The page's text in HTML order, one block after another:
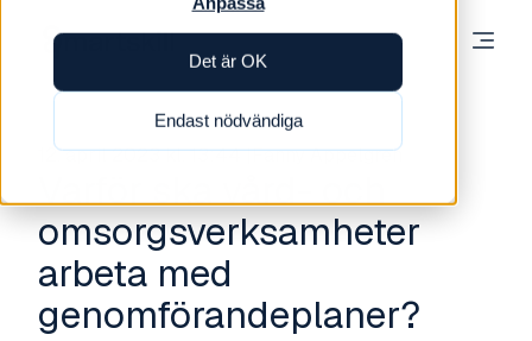
Det är OK
Endast nödvändiga
12. april 2023 kl. 13:44 Fanny Appelgren
Varför ska vård- och
omsorgsverksamheter
arbeta med
genomförandeplaner?